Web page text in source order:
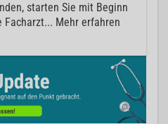
starten Sie mit Beginn
Mehr erfahren